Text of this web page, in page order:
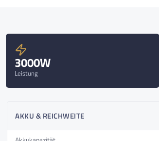
sorgen auch für
schlechten
Sicherheit im
wichtigsten Dinge,
3000W
Leistung
AKKU & REICHWEITE